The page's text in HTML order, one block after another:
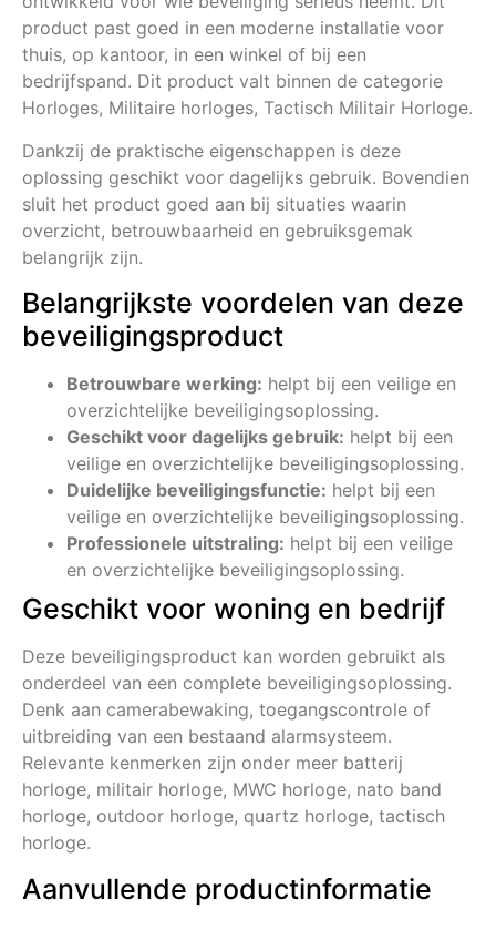
product past goed in een moderne installatie voor
thuis, op kantoor, in een winkel of bij een
bedrijfspand. Dit product valt binnen de categorie
Horloges, Militaire horloges, Tactisch Militair Horloge.
Dankzij de praktische eigenschappen is deze
oplossing geschikt voor dagelijks gebruik. Bovendien
sluit het product goed aan bij situaties waarin
overzicht, betrouwbaarheid en gebruiksgemak
belangrijk zijn.
Belangrijkste voordelen van deze
beveiligingsproduct
Betrouwbare werking: helpt bij een veilige en
overzichtelijke beveiligingsoplossing.
Geschikt voor dagelijks gebruik: helpt bij een
veilige en overzichtelijke beveiligingsoplossing.
Duidelijke beveiligingsfunctie: helpt bij een
veilige en overzichtelijke beveiligingsoplossing.
Professionele uitstraling: helpt bij een veilige
en overzichtelijke beveiligingsoplossing.
Geschikt voor woning en bedrijf
Deze beveiligingsproduct kan worden gebruikt als
onderdeel van een complete beveiligingsoplossing.
Denk aan camerabewaking, toegangscontrole of
uitbreiding van een bestaand alarmsysteem.
Relevante kenmerken zijn onder meer batterij
horloge, militair horloge, MWC horloge, nato band
horloge, outdoor horloge, quartz horloge, tactisch
horloge.
Aanvullende productinformatie